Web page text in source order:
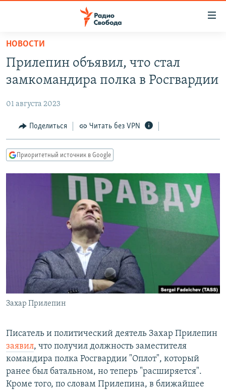
упрощенного
доступа
основному
Вернутся
главной
навигации
Вернутся
ПОДКАСТЫ
АВТОРСКИЕ ПРОЕКТЫ
ЦИТАТЫ СВОБОДЫ
МНЕНИЯ
IDEL.РЕАЛИИ
КАВКАЗ.РЕАЛИИ
СИБИРЬ.РЕАЛИИ
РАСПИСАНИЕ ВЕЩАНИЯ
ПОДПИШИТЕСЬ НА РАССЫЛКУ
СОЦИАЛЬНЫЕ СЕТИ
Все сайты РСЕ/РС
НОВОСТИ
Прилепин объявил, что стал
замкомандира полка в Росгвардии
01 августа 2023
Поделиться Читать без VPN
Приоритетный источник в Google
Захар Прилепин
Писатель и политический деятель Захар Прилепин
заявил, что получил должность заместителя
командира полка Росгвардии "Оплот", который
ранее был батальном, но теперь "расширяется".
Кроме того, по словам Прилепина, в ближайшее